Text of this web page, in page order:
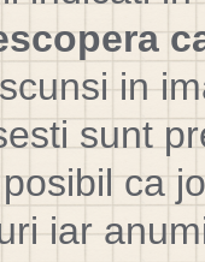
in
sunt
ca
iar